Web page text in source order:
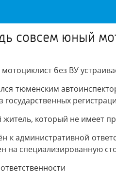
совсем юный
без ВУ
тюменским
который не имеет
к административной
на специализированную